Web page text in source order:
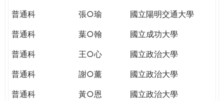
格。r
e
普通科
張○瑜
國立陽明交通大學
普通科
葉○翰
國立成功大學
普通科
王○心
國立政治大學
普通科
謝○薰
國立政治大學
普通科
黃○恩
國立政治大學